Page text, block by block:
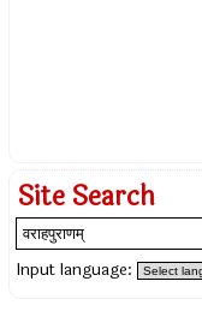
Site Search
Input language: